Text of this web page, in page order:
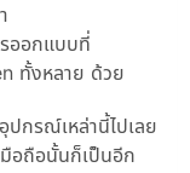
ออกแบบที่
ทั้งหลาย ด้วย
กรณ์เหล่านี้ไปเลย
อถือนั้นก็เป็นอีก